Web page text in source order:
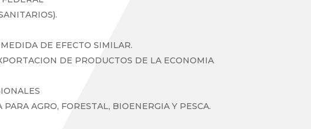
DE EFECTO SIMILAR.
DE PRODUCTOS DE LA ECONOMIA
AGRO, FORESTAL, BIOENERGIA Y PESCA.